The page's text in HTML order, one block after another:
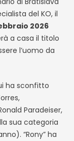
del KO, il
2026
a casa il titolo
l’uomo da
ha sconfitto
Paradeiser,
sua categoria
“Rony” ha